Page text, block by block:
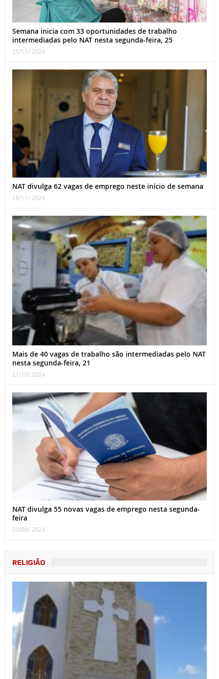
Semana inicia com 33 oportunidades de trabalho
intermediadas pelo NAT nesta segunda-feira, 25
25/11/ 2024
NAT divulga 62 vagas de emprego neste início de semana
18/11/ 2024
Mais de 40 vagas de trabalho são intermediadas pelo NAT
nesta segunda-feira, 21
21/10/ 2024
NAT divulga 55 novas vagas de emprego nesta segunda-
feira
23/09/ 2024
RELIGIÃO